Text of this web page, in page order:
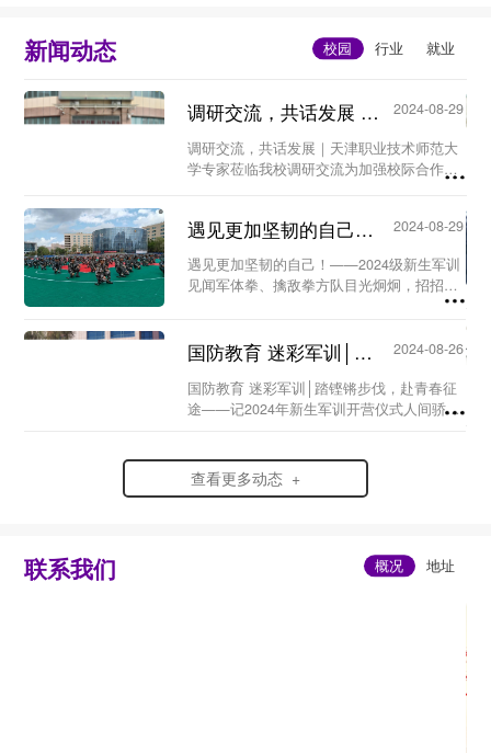
新闻动态
调研交流，共话发展 ｜天津职业技术师范大学专家莅临我校...
2024-08-29
调研交流，共话发展｜天津职业技术师范大
学专家莅临我校调研交流为加强校际合作，
技术师范大学工程实训中心暨世界技能大赛
遇见更加坚韧的自己！ ——2024级新生军训见闻...
2024-08-29
遇见更加坚韧的自己！——2024级新生军训
见闻军体拳、擒敌拳方队目光炯炯，招招到
位；匕首操方队身形矫健，动作凌厉……8
——当青春邂逅“橄榄绿”，会擦出怎样的火
花？...
国防教育 迷彩军训│踏铿锵步伐，赴青春征途 ——记2024年新生军训开营仪式...
2024-08-26
国防教育 迷彩军训│踏铿锵步伐，赴青春征
途——记2024年新生军训开营仪式人间骄阳
秋的交界处在青春与迷彩的邂逅里24级萌...
查看更多动态 +
联系我们